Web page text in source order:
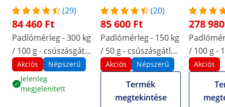
(29)
84 460 Ft
Padlómérleg - 300 kg
/ 100 g - csúszásgátló
szőnyeg - LCD kijelző
Akciós
Népszerű
Jelenleg
megjelenített
(20)
85 600 Ft
Padlómérleg - 150 kg
/ 50 g - csúszásgátló
szőnyeg - LCD
Akciós Népszerű
Termék
megtekintése
278
/ 100 g -
LCD
Akciós